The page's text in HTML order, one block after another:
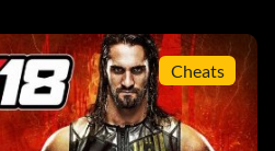
Cheats